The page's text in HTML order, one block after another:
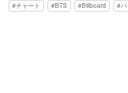
チャート BTS Billboard